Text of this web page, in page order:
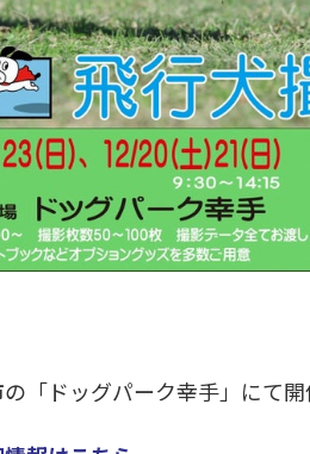
「ドッグパーク幸手」にて開